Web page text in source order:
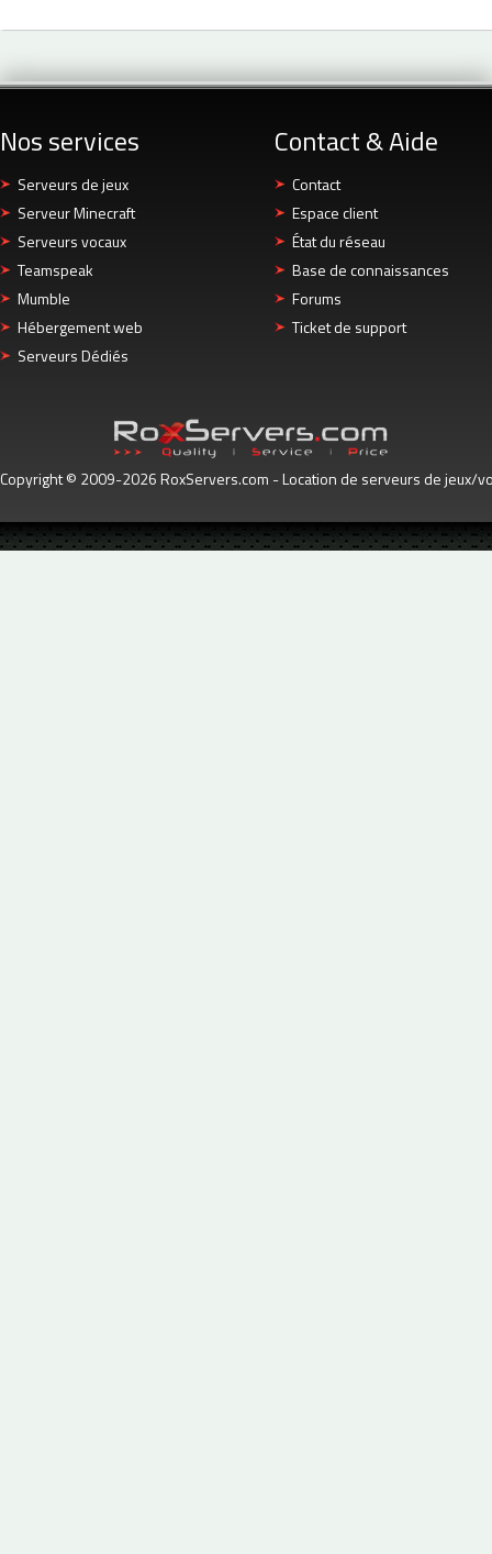
Nos services
Serveurs de jeux
Serveur Minecraft
Serveurs vocaux
Teamspeak
Mumble
Hébergement web
Serveurs Dédiés
Contact & Aide
Contact
Espace client
État du réseau
Base de connaissances
Forums
Ticket de support
Copyright © 2009-2026 RoxServers.com - Location de serveurs de jeux/